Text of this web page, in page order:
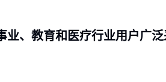
、教育和医疗行业用户广